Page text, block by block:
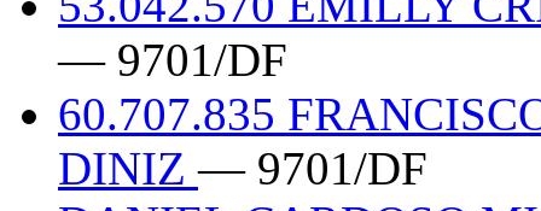
— 9701/DF
60.707.835
DINIZ— 9701/DF